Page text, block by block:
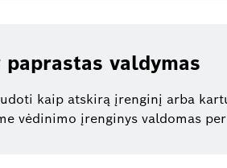
valdymas
kaip atskirą įrenginį arba
vėdinimo įrenginys valdomas